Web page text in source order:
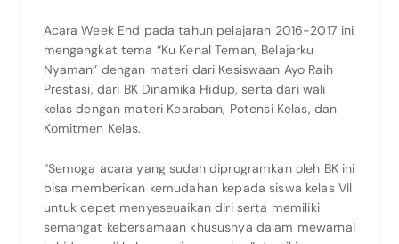
Acara Week End pada tahun pelajaran 2016-2017 ini
mengangkat tema “Ku Kenal Teman, Belajarku
Nyaman” dengan materi dari Kesiswaan Ayo Raih
Prestasi, dari BK Dinamika Hidup, serta dari wali
kelas dengan materi Kearaban, Potensi Kelas, dan
Komitmen Kelas.
“Semoga acara yang sudah diprogramkan oleh BK ini
bisa memberikan kemudahan kepada siswa kelas VII
untuk cepet menyeseuaikan diri serta memiliki
semangat kebersamaan khususnya dalam mewarnai